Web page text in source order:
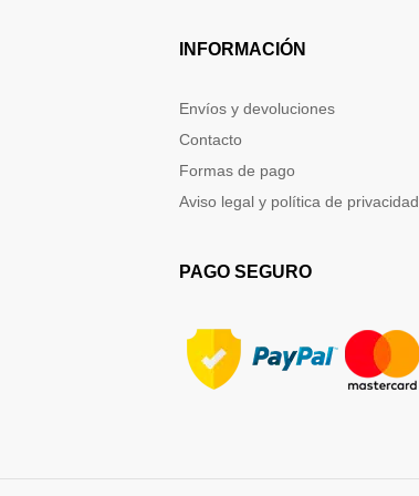
INFORMACIÓN
Envíos y devoluciones
Contacto
Formas de pago
Aviso legal y política de privacidad
PAGO SEGURO